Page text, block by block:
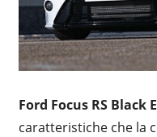
Ford Focus RS Black
caratteristiche che la